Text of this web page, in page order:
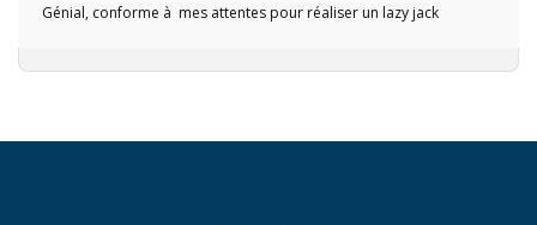
Génial, conforme à mes attentes pour réaliser un lazy jack